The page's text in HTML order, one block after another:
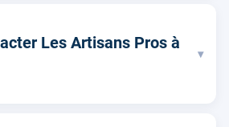
Les Artisans Pros à
▾